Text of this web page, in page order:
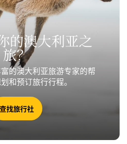
的澳大利亚之
旅？
的澳大利亚旅游专家的帮
和预订旅行行程。
查找旅行社